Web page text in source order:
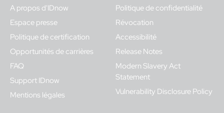
A propos d'IDnow
Espace presse
Politique de certification
Opportunités de carrières
FAQ
Support IDnow
Mentions légales
Politique de confidentialité
Révocation
Accessibilité
Release Notes
Modern Slavery Act
Statement
Vulnerability Disclosure Policy